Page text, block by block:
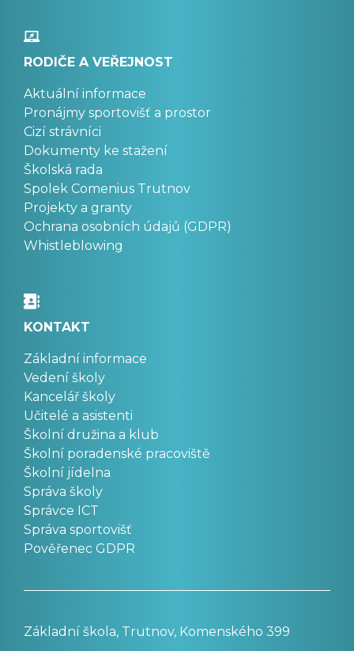
RODIČE A VEŘEJNOST
Aktuální informace
Pronájmy sportovišť a prostor
Cizí strávníci
Dokumenty ke stažení
Školská rada
Spolek Comenius Trutnov
Projekty a granty
Ochrana osobních údajů (GDPR)
Whistleblowing
KONTAKT
Základní informace
Vedení školy
Kancelář školy
Učitelé a asistenti
Školní družina a klub
Školní poradenské pracoviště
Školní jídelna
Správa školy
Správce ICT
Správa sportovišť
Pověřenec GDPR
Základní škola, Trutnov, Komenského 399